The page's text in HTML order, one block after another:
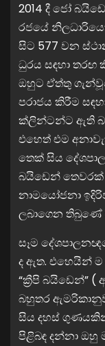
2014 දී ජෝ
රජයේ
සිට 577 වන
ධුරය සඳහා තරඟ
ඔහුට ඒත්තු
පරාජය කිරීම
ක්ලින්ටන්ට ඇති
එහෙත් එම
තෙක් සිය
බයිඩෙන්
නාමයෝජනා
ලබාගෙන තිබුණේ
සෑම
ද ඇත. එහෙයින්
“ක්‍රීපි බයිඩෙන්”
බහුතර
සිය දහස්
පිළිබඳ දන්නා